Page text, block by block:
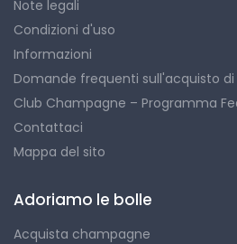
Note legali
Condizioni d'uso
Informazioni
Domande frequenti sull'acquisto
Club Champagne – Programma
Contattaci
Mappa del sito
Adoriamo le bolle
Acquista champagne